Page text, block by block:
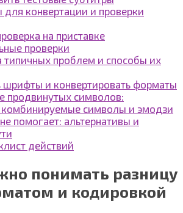
для конвертации и проверки
на приставке
проверки
типичных проблем и способы их
шрифты и конвертировать форматы
продвинутых символов:
комбинируемые символы и эмодзи
помогает: альтернативы и
действий
понимать разницу
и кодировкой